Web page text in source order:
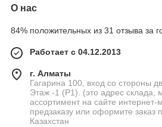
О нас
84% положительных из 31 отзыва за
Работает с 04.12.2013
г. Алматы
Гагарина 100, вход со стороны
Этаж -1 (P1). (это адрес склада,
ассортимент на сайте интернет-
предзаказу или оформите заказ
Казахстан